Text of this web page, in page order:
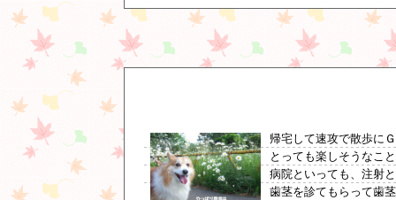
帰宅して速攻で散歩に
とっても楽しそうなこ
病院といっても、注射
歯茎を診てもらって歯